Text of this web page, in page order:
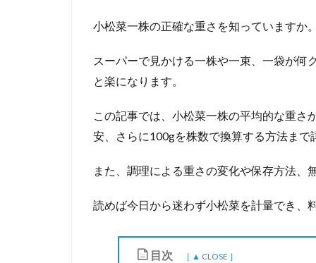
小松菜一株の正確な重さを知っていますか
スーパーで見かける一株や一束、一袋が何
と楽になります。
この記事では、小松菜一株の平均的な重さ
安、さらに100gを株数で換算する方法まで
また、調理による重さの変化や保存方法、
読めば今日から迷わず小松菜を計量でき、
目次